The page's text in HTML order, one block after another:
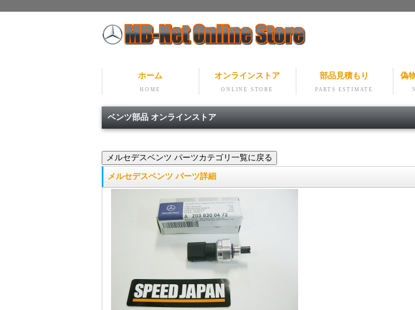
ホーム
HOME
オンラインストア
ONLINE STORE
部品見積もり
PARTS ESTIMATE
偽
ベンツ部品 オンラインストア
メルセデスベンツ パーツ詳細